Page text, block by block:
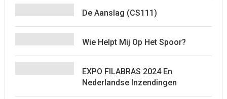
De Aanslag (CS111)
Wie Helpt Mij Op Het Spoor?
EXPO FILABRAS 2024 En
Nederlandse Inzendingen